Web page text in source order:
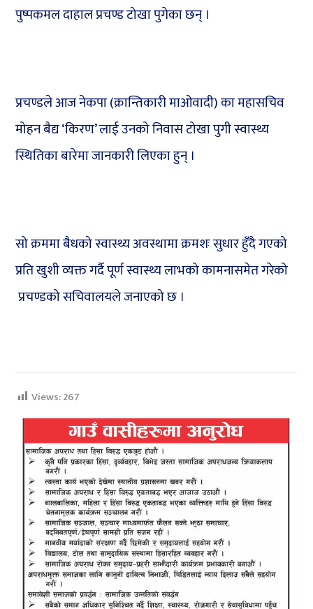
पुष्पकमल दाहाल प्रचण्ड टोखा पुगेका छन् ।
प्रचण्डले आज नेकपा (क्रान्तिकारी माओवादी) का महासचिव
मोहन बैद्य ‘किरण’ लाई उनको निवास टोखा पुगी स्वास्थ्य
स्थितिका बारेमा जानकारी लिएका हुन् ।
सो क्रममा बैधको स्वास्थ्य अवस्थामा क्रमशः सुधार हुँदै गएको
प्रति खुशी व्यक्त गर्दै पूर्ण स्वास्थ्य लाभको कामनासमेत गरेको
प्रचण्डको सचिवालयले जनाएको छ ।
Views:267